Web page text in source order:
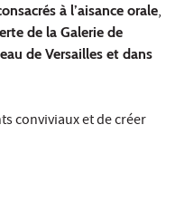
à l’aisance orale,
de la Galerie de
de Versailles et dans
conviviaux et de créer